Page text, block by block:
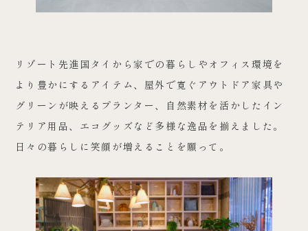
リゾート先進国タイから家での暮らしやオフィス環境を
より豊かにするアイテム、屋外で寛ぐアウトドア家具や
グリーンが映えるプランター、自然素材を活かしたイン
テリア用品、エコグッズなど多様な逸品を揃えました。
日々の暮らしに笑顔が増えることを願って。